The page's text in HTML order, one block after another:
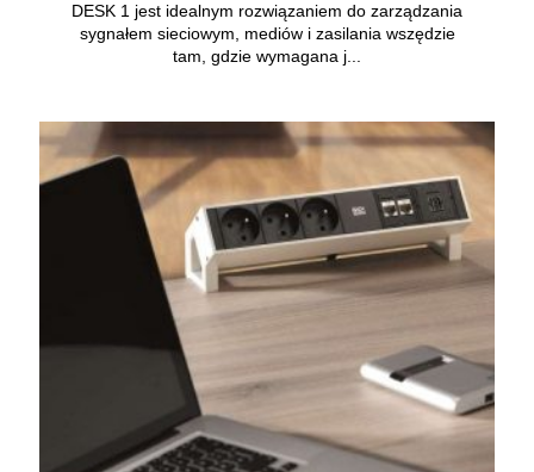
DESK 1 jest idealnym rozwiązaniem do zarządzania
sygnałem sieciowym, mediów i zasilania wszędzie
tam, gdzie wymagana j...